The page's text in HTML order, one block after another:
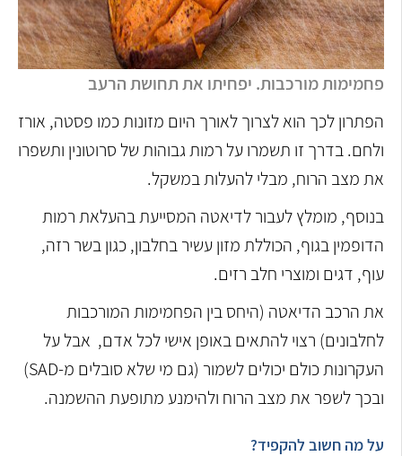
פחמימות מורכבות. יפחיתו את תחושת הרעב
הפתרון לכך הוא לצרוך לאורך היום מזונות כמו פסטה, אורז
ולחם. בדרך זו תשמרו על רמות גבוהות של סרוטונין ותשפרו
את מצב הרוח, מבלי להעלות במשקל.
בנוסף, מומלץ לעבור לדיאטה המסייעת בהעלאת רמות
הדופמין בגוף, הכוללת מזון עשיר בחלבון, כגון בשר רזה,
עוף, דגים ומוצרי חלב רזים.
את הרכב הדיאטה (היחס בין הפחמימות המורכבות
לחלבונים) רצוי להתאים באופן אישי לכל אדם, אבל על
העקרונות כולם יכולים לשמור (גם מי שלא סובלים מ-SAD)
ובכך לשפר את מצב הרוח ולהימנע מתופעת ההשמנה.
על מה חשוב להקפיד?